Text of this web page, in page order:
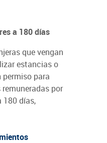
a 180 días
que vengan
estancias o
para
por
180 días,